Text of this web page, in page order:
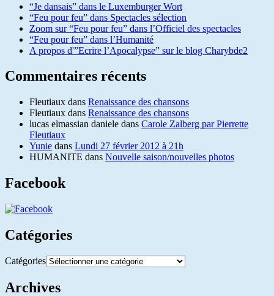
“Je dansais” dans le Luxemburger Wort
“Feu pour feu” dans Spectacles sélection
Zoom sur “Feu pour feu” dans l’Officiel des spectacles
“Feu pour feu” dans l’Humanité
A propos d'”Ecrire l’Apocalypse” sur le blog Charybde2
Commentaires récents
Fleutiaux dans Renaissance des chansons
Fleutiaux dans Renaissance des chansons
lucas elmassian daniele dans Carole Zalberg par Pierrette
Fleutiaux
Yunie dans Lundi 27 février 2012 à 21h
HUMANITE dans Nouvelle saison/nouvelles photos
Facebook
Catégories
Catégories
Archives